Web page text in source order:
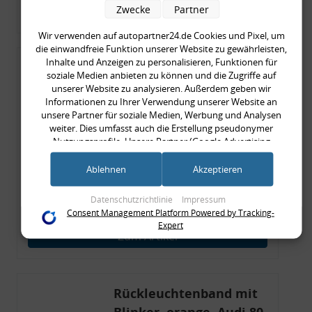
Zum Artikel
Rückleuchtenband mit
Blinker, rot, US-Ecken,
Audi 80 Cabrio, Typ 89,
OE-Nr.: 8G0945225 +
8G0945225C
999,99 €
999,99 € pro 1
Merkzettel
Zum Artikel
Rückleuchtenband mit
Wir verwenden auf autopartner24.de Cookies und Pixel, um
die einwandfreie Funktion unserer Website zu gewährleisten,
Inhalte und Anzeigen zu personalisieren, Funktionen für
soziale Medien anbieten zu können und die Zugriffe auf
unserer Website zu analysieren. Außerdem geben wir
Informationen zu Ihrer Verwendung unserer Website an
unsere Partner für soziale Medien, Werbung und Analysen
weiter. Dies umfasst auch die Erstellung pseudonymer
Nutzungsprofile. Unsere Partner (Google Advertising
Products) führen diese Informationen möglicherweise mit
weiteren Daten zusammen, die Sie ihnen bereitgestellt haben
im Rahmen Ihrer Nutzung der Dienste gesammelt haben
(bspw. Nutzungsdaten anderer Geräte). Ihre Einwilligung zur
Nutzung von Cookies und Pixeln können Sie jederzeit
widerrufen, indem Sie auf den Datenschutz-Button links
unten klicken und dort die entsprechenden Anpassungen
Zwecke der Datenverarbeitung durch unsere Partner:
Speichern von oder Zugriff auf Informationen auf einem Endgerät
Datenschutzrichtlinie Impressum
Zwecke Partner
Ablehnen Akzeptieren
Consent Management Platform Powered by Tracking-
Expert